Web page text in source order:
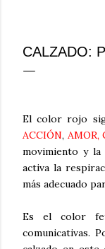
CALZADO:
El color rojo
ACCIÓN, AMOR,
movimiento y la
activa la
más adecuado
Es el color
comunicativas.